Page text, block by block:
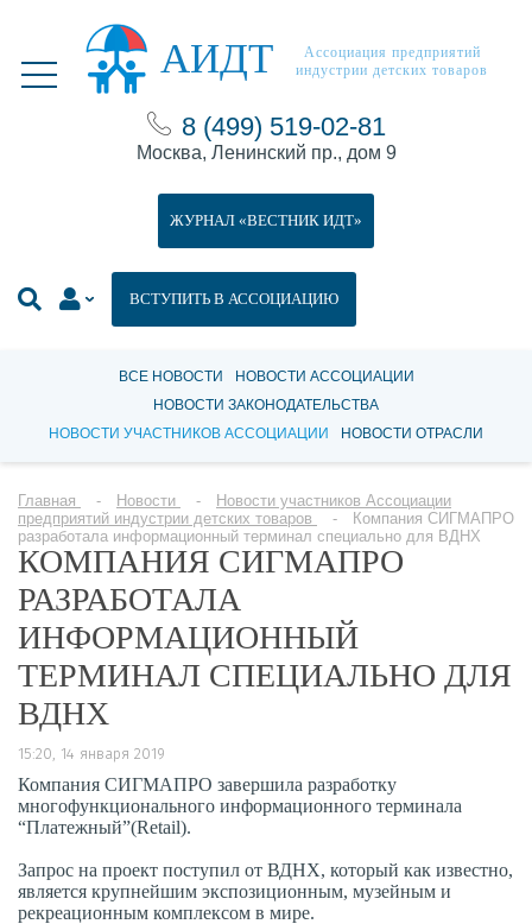
АИДТ
Ассоциация предприятий
индустрии детских товаров
8 (499) 519-02-81
Москва, Ленинский пр., дом 9
ВСТУПИТЬ В АССОЦИАЦИЮ
ЖУРНАЛ «ВЕСТНИК ИДТ»
ВСЕ НОВОСТИ
НОВОСТИ АССОЦИАЦИИ
НОВОСТИ ЗАКОНОДАТЕЛЬСТВА
НОВОСТИ УЧАСТНИКОВ АССОЦИАЦИИ
НОВОСТИ ОТРАСЛИ
Главная Новости
Новости участников Ассоциации
предприятий индустрии детских товаров
Компания СИГМАПРО
разработала информационный терминал специально для ВДНХ
КОМПАНИЯ СИГМАПРО
РАЗРАБОТАЛА
ИНФОРМАЦИОННЫЙ
ТЕРМИНАЛ СПЕЦИАЛЬНО ДЛЯ
ВДНХ
15:20, 14 января 2019
Компания СИГМАПРО завершила разработку
многофункционального информационного терминала
“Платежный”(Retail).
Запрос на проект поступил от ВДНХ, который как известно,
является крупнейшим экспозиционным, музейным и
рекреационным комплексом в мире.